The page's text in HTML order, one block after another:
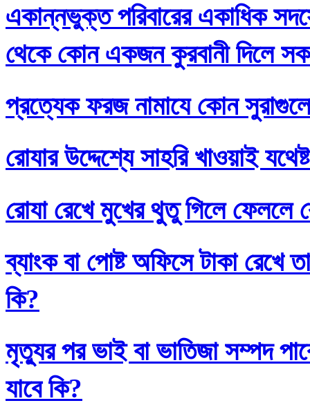
একান্নভুক্ত পরিবারের একাধিক
থেকে কোন একজন কুরবানী দিলে
প্রত্যেক ফরজ নামাযে কোন
রোযার উদ্দেশ্যে সাহরি খাওয়াই
রোযা রেখে মুখের থুতু গিলে ফেললে
ব্যাংক বা পোষ্ট অফিসে টাকা রেখে
কি?
মৃত্যুর পর ভাই বা ভাতিজা সম্পদ
যাবে কি?